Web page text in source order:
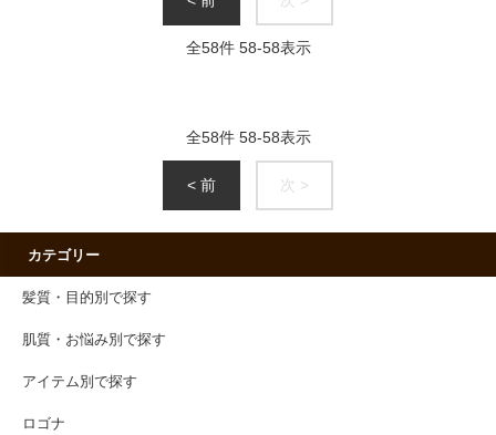
全58件 58-58表示
全58件 58-58表示
< 前 次 >
カテゴリー
髪質・目的別で探す
肌質・お悩み別で探す
アイテム別で探す
ロゴナ